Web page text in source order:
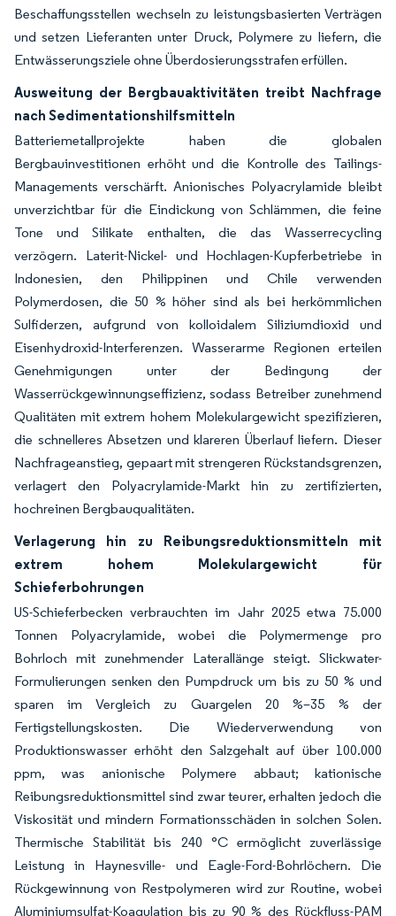
Beschaffungsstellen wechseln zu leistungsbasierten Verträgen
und setzen Lieferanten unter Druck, Polymere zu liefern, die
Entwässerungsziele ohne Überdosierungsstrafen erfüllen.
Ausweitung der Bergbauaktivitäten treibt Nachfrage
nach Sedimentationshilfsmitteln
Batteriemetallprojekte haben die globalen
Bergbauinvestitionen erhöht und die Kontrolle des Tailings-
Managements verschärft. Anionisches Polyacrylamide bleibt
unverzichtbar für die Eindickung von Schlämmen, die feine
Tone und Silikate enthalten, die das Wasserrecycling
verzögern. Laterit-Nickel- und Hochlagen-Kupferbetriebe in
Indonesien, den Philippinen und Chile verwenden
Polymerdosen, die 50 % höher sind als bei herkömmlichen
Sulfiderzen, aufgrund von kolloidalem Siliziumdioxid und
Eisenhydroxid-Interferenzen. Wasserarme Regionen erteilen
Genehmigungen unter der Bedingung der
Wasserrückgewinnungseffizienz, sodass Betreiber zunehmend
Qualitäten mit extrem hohem Molekulargewicht spezifizieren,
die schnelleres Absetzen und klareren Überlauf liefern. Dieser
Nachfrageanstieg, gepaart mit strengeren Rückstandsgrenzen,
verlagert den Polyacrylamide-Markt hin zu zertifizierten,
hochreinen Bergbauqualitäten.
Verlagerung hin zu Reibungsreduktionsmitteln mit
extrem hohem Molekulargewicht für
Schieferbohrungen
US-Schieferbecken verbrauchten im Jahr 2025 etwa 75.000
Tonnen Polyacrylamide, wobei die Polymermenge pro
Bohrloch mit zunehmender Laterallänge steigt. Slickwater-
Formulierungen senken den Pumpdruck um bis zu 50 % und
sparen im Vergleich zu Guargelen 20 %–35 % der
Fertigstellungskosten. Die Wiederverwendung von
Produktionswasser erhöht den Salzgehalt auf über 100.000
ppm, was anionische Polymere abbaut; kationische
Reibungsreduktionsmittel sind zwar teurer, erhalten jedoch die
Viskosität und mindern Formationsschäden in solchen Solen.
Thermische Stabilität bis 240 °C ermöglicht zuverlässige
Leistung in Haynesville- und Eagle-Ford-Bohrlöchern. Die
Rückgewinnung von Restpolymeren wird zur Routine, wobei
Aluminiumsulfat-Koagulation bis zu 90 % des Rückfluss-PAM